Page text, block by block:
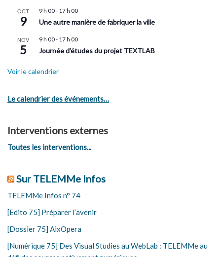
OCT
9
9 h 00- 17 h 00
Une autre manière de fabriquer la ville
NOV
5
9 h 00- 17 h 00
Journée d’études du projet TEXTLAB
Voir le calendrier
Le calendrier des événements…
Interventions externes
Toutes les interventions...
Sur TELEMMe Infos
TELEMMe Infos n° 74
[Edito 75] Préparer l’avenir
[Dossier 75] AixOpera
[Numérique 75] Des Visual Studies au WebLab : TELEMMe au